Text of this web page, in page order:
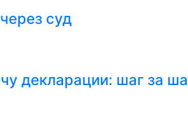
суд
декларации: шаг за